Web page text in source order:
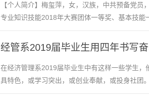
【个人简介】梅玺萍，女，汉族，中共预备党
专业知识技能2018年大赛团体一等奖、基本技能
经管系2019届毕业生用四年书写
在经济管理系2019届毕业生中有这样一些学生
具特色，或学习突出，或创业奉献，或投身社团